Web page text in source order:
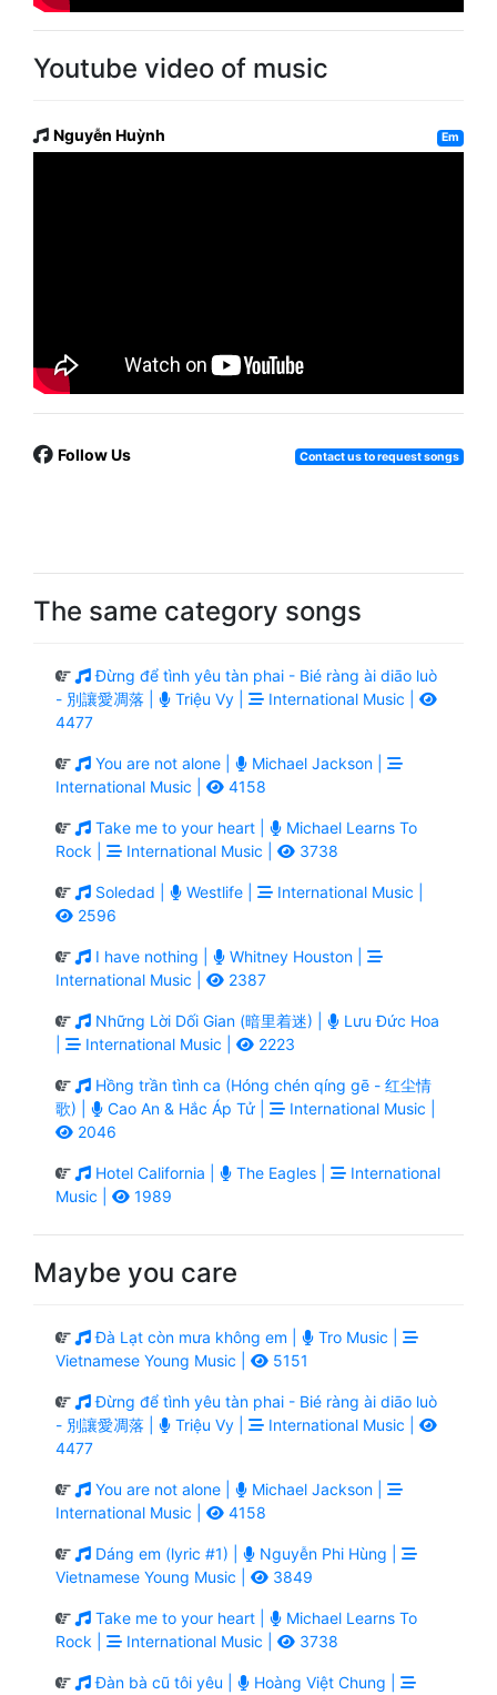
Youtube video of music
Nguyễn Huỳnh Em
Follow Us Contact us to request songs
The same category songs
Đừng để tình yêu tàn phai - Bié ràng ài diāo luò
- 別讓愛凋落 |
Triệu Vy |
International Music |
4477
You are not alone |
Michael Jackson |
International Music |
4158
Take me to your heart |
Michael Learns To
Rock |
International Music | 3738
Soledad | Westlife |
International Music |
2596
I have nothing |
Whitney Houston |
International Music |
2387
Những Lời Dối Gian (暗里着迷) |
Lưu Đức Hoa
International Music | 2223
Hồng trần tình ca (Hóng chén qíng gē - 红尘情
歌) |
Cao An & Hắc Áp Tử |
International Music |
2046
Hotel California | The Eagles |
International
Music |
1989
Maybe you care
Đà Lạt còn mưa không em |
Tro Music |
Vietnamese Young Music |
5151
Đừng để tình yêu tàn phai - Bié ràng ài diāo luò
- 別讓愛凋落 |
Triệu Vy |
International Music |
4477
You are not alone |
Michael Jackson |
International Music |
4158
Dáng em (lyric #1) |
Nguyễn Phi Hùng |
Vietnamese Young Music |
3849
Take me to your heart |
Michael Learns To
Rock |
International Music | 3738
Đàn bà cũ tôi yêu |
Hoàng Việt Chung |